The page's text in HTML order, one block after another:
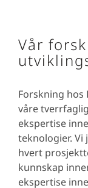
Vår
Forskning hos
våre
ekspertise
teknologier.
hvert
kunnskap
ekspertise